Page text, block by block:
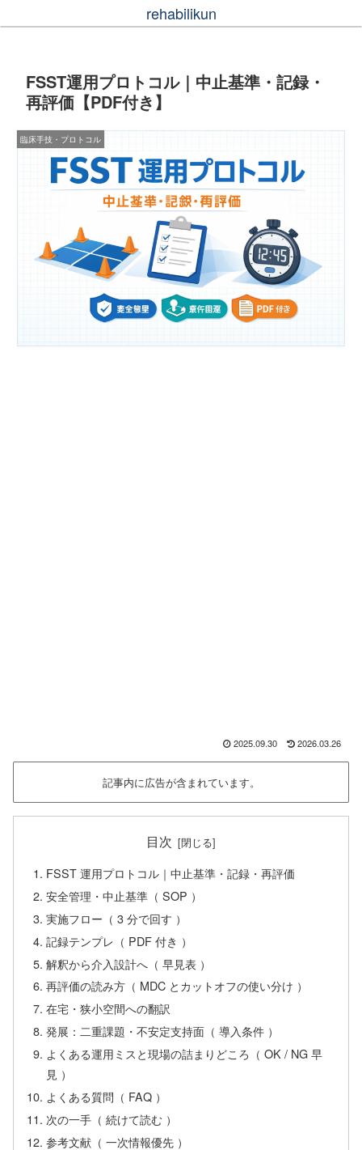
rehabilikun
FSST運用プロトコル｜中止基準・記録・
再評価【PDF付き】
臨床手技・プロトコル
2025.09.30 2026.03.26
記事内に広告が含まれています。
目次
FSST 運用プロトコル｜中止基準・記録・再評価
安全管理・中止基準（ SOP ）
実施フロー（ 3 分で回す ）
記録テンプレ（ PDF 付き ）
解釈から介入設計へ（ 早見表 ）
再評価の読み方（ MDC とカットオフの使い分け ）
在宅・狭小空間への翻訳
発展：二重課題・不安定支持面（ 導入条件 ）
よくある運用ミスと現場の詰まりどころ（ OK / NG 早
見 ）
よくある質問（ FAQ ）
次の一手（ 続けて読む ）
参考文献（ 一次情報優先 ）